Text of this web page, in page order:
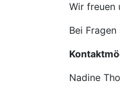
Wir freuen
Bei
Nadine